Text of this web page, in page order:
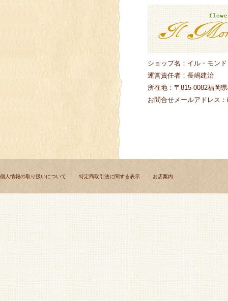
ショップ名：イル・モン
運営責任者：長嶋建治
所在地：〒815-0082福岡
お問合せメールアドレス
個人情報の取り扱いについて 特定商取引法に関する表示 お店案内